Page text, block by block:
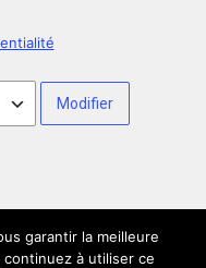
garantir la meilleure
à utiliser ce